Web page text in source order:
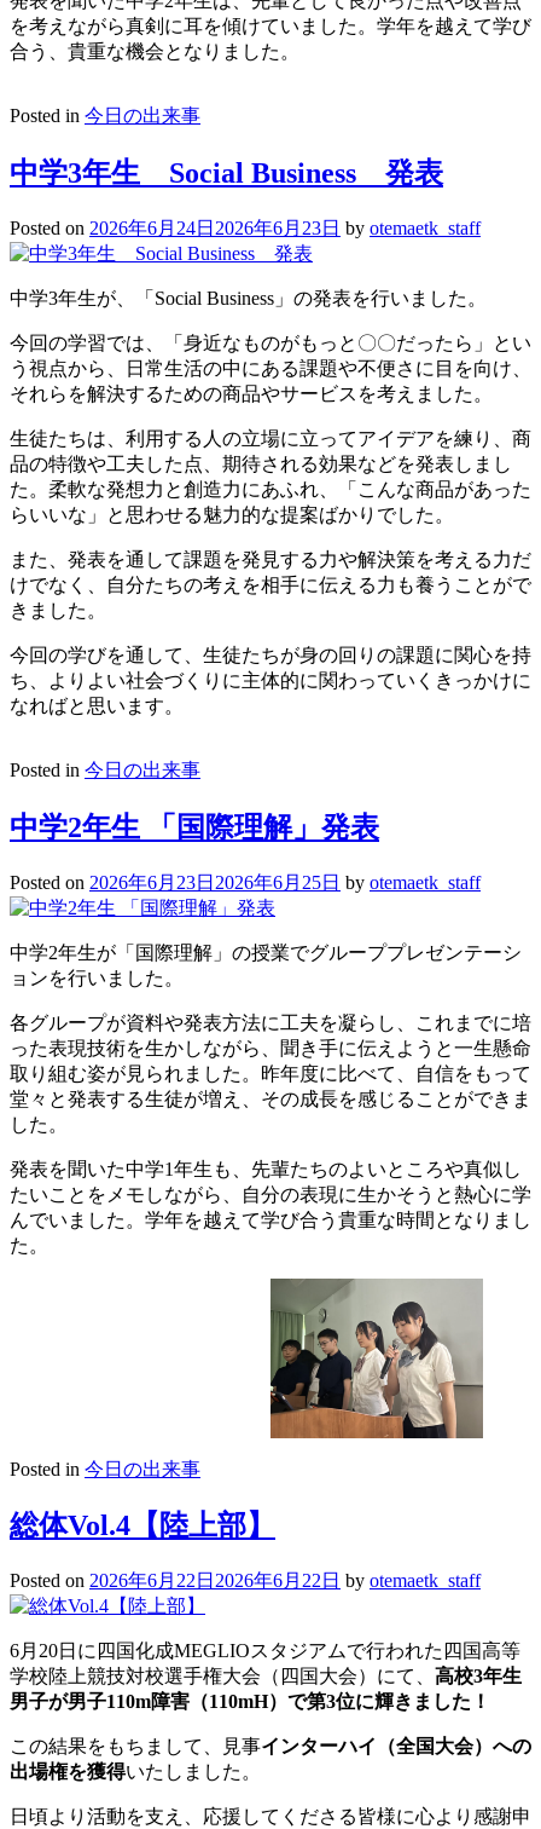
を考えながら真剣に耳を傾けていました。学年を越えて学び
合う、貴重な機会となりました。
Posted in 今日の出来事
中学3年生 Social Business 発表
Posted on 2026年6月24日 2026年6月23日 by otemaetk_staff
中学3年生が、「Social Business」の発表を行いました。
今回の学習では、「身近なものがもっと〇〇だったら」とい
う視点から、日常生活の中にある課題や不便さに目を向け、
それらを解決するための商品やサービスを考えました。
生徒たちは、利用する人の立場に立ってアイデアを練り、商
品の特徴や工夫した点、期待される効果などを発表しまし
た。柔軟な発想力と創造力にあふれ、「こんな商品があった
らいいな」と思わせる魅力的な提案ばかりでした。
また、発表を通して課題を発見する力や解決策を考える力だ
けでなく、自分たちの考えを相手に伝える力も養うことがで
きました。
今回の学びを通して、生徒たちが身の回りの課題に関心を持
ち、よりよい社会づくりに主体的に関わっていくきっかけに
なればと思います。
Posted in 今日の出来事
中学2年生 「国際理解」発表
Posted on 2026年6月23日 2026年6月25日 by otemaetk_staff
中学2年生が「国際理解」の授業でグループプレゼンテーシ
ョンを行いました。
各グループが資料や発表方法に工夫を凝らし、これまでに培
った表現技術を生かしながら、聞き手に伝えようと一生懸命
取り組む姿が見られました。昨年度に比べて、自信をもって
堂々と発表する生徒が増え、その成長を感じることができま
した。
発表を聞いた中学1年生も、先輩たちのよいところや真似し
たいことをメモしながら、自分の表現に生かそうと熱心に学
んでいました。学年を越えて学び合う貴重な時間となりまし
た。
Posted in 今日の出来事
総体Vol.4【陸上部】
Posted on 2026年6月22日 2026年6月22日 by otemaetk_staff
6月20日に四国化成MEGLIOスタジアムで行われた四国高等
学校陸上競技対校選手権大会（四国大会）にて、 高校3年生
男子が男子110m障害（110mH）で第3位に輝きました！
この結果をもちまして、見事インターハイ（全国大会）への
出場権を獲得いたしました。
日頃より活動を支え、応援してくださる皆様に心より感謝申